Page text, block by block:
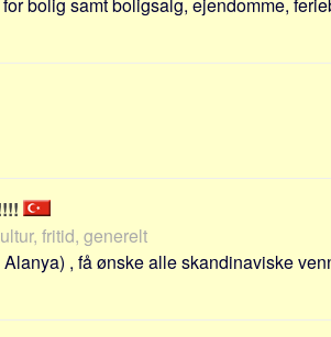
fritid, generelt
, få ønske alle skandinaviske